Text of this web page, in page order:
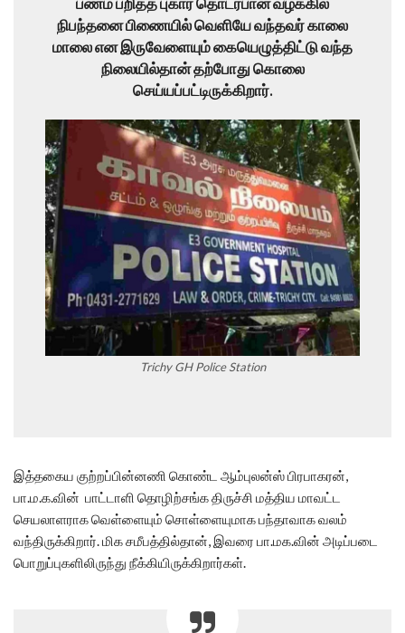
நிபந்தனை பிணையில் வெளியே வந்தவர் காலை
மாலை என இருவேளையும் கையெழுத்திட்டு வந்த
நிலையில்தான் தற்போது கொலை
செய்யப்பட்டிருக்கிறார்.
Trichy GH Police Station
இத்தகைய குற்றப்பின்னணி கொண்ட ஆம்புலன்ஸ் பிரபாகரன்,
பா.ம.க.வின் பாட்டாளி தொழிற்சங்க திருச்சி மத்திய மாவட்ட
செயலாளராக வெள்ளையும் சொள்ளையுமாக பந்தாவாக வலம்
வந்திருக்கிறார். மிக சமீபத்தில்தான், இவரை பா.மக.வின் அடிப்படை
பொறுப்புகளிலிருந்து நீக்கியிருக்கிறார்கள்.